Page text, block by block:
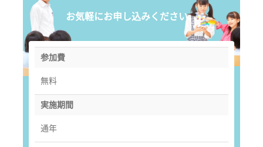
お気軽にお申し込みください。
参加費
無料
実施期間
通年